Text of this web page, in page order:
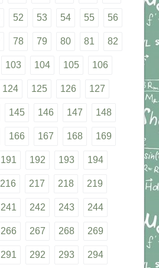
52 53 54 55 56
78 79 80 81 82
103 104 105 106
124 125 126 127
145 146 147 148
166 167 168 169
191 192 193 194
216 217 218 219
241 242 243 244
266 267 268 269
291 292 293 294